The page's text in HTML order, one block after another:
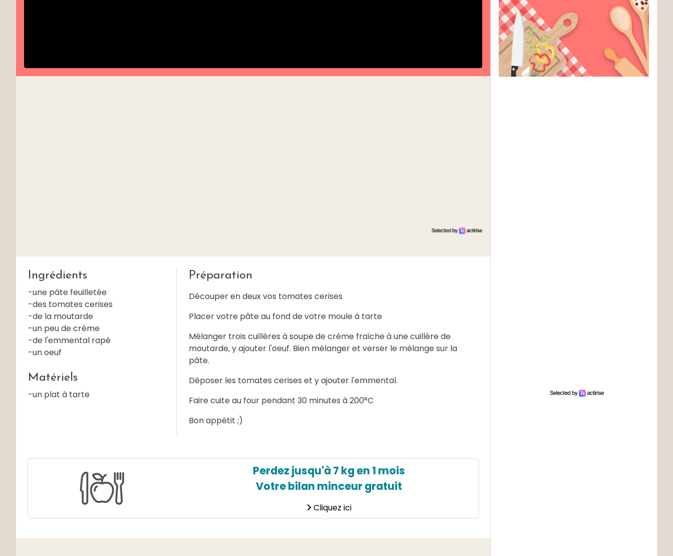
Ingrédients
-une pâte feuilletée
-des tomates cerises
-de la moutarde
-un peu de crème
-de l'emmental rapé
-un oeuf
Matériels
-un plat à tarte
Préparation
Découper en deux vos tomates cerises
Placer votre pâte au fond de votre moule à tarte
Mélanger trois cuillères à soupe de crème fraîche à une cuillère de
moutarde, y ajouter l'oeuf. Bien mélanger et verser le mélange sur la
pâte.
Déposer les tomates cerises et y ajouter l'emmental.
Faire cuite au four pendant 30 minutes à 200°C
Bon appétit ;)
Perdez jusqu'à 7 kg en 1 mois
Votre bilan minceur gratuit
Cliquez ici